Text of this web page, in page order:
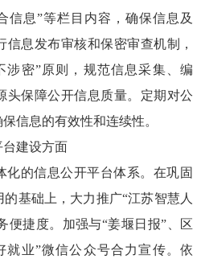
信息”等栏目内容，确保信息及
息发布审核和保密审查机制，
涉密”原则，规范信息采集、编
头保障公开信息质量。定期对公
信息的有效性和连续性。
台建设方面
化的信息公开平台体系。在巩固
基础上，大力推广“江苏智慧人
便捷度。加强与“姜堰日报”、区
就业”微信公众号合力宣传。依